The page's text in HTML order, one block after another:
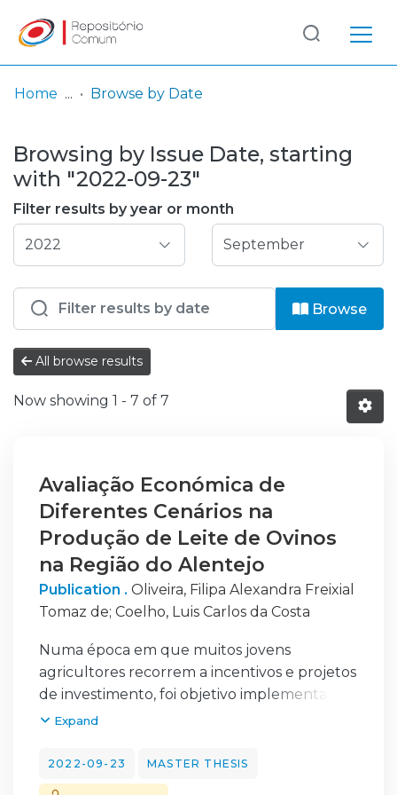
& Collections
Browse repository
Entities
Log
In
(current)
Home Browse by Date
Browsing by Issue Date, starting
with "2022-09-23"
Filter results by year or month
Browse
All browse results
Now showing 1 - 7 of 7
Avaliação Económica de
Diferentes Cenários na
Produção de Leite de Ovinos
na Região do Alentejo
Publication . Oliveira, Filipa Alexandra Freixial
Tomaz de; Coelho, Luis Carlos da Costa
Numa época em que muitos jovens
agricultores recorrem a incentivos e projetos
de investimento, foi objetivo implementar a
atividade leiteira na aldeia de São Brissos,
económico e até social, da região. O presente
trabalho de projeto tem como objetivo
Expand
2022-09-23 MASTER THESIS